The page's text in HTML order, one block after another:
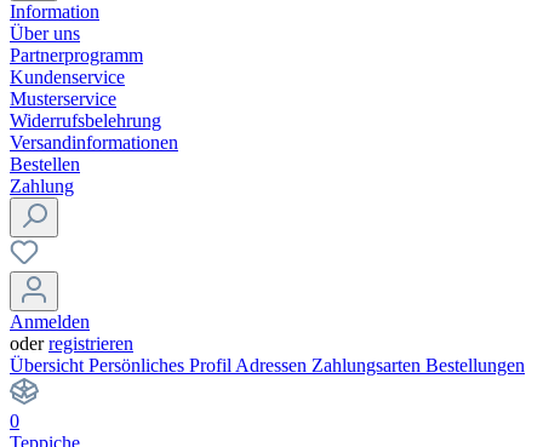
Information
Über uns
Partnerprogramm
Kundenservice
Musterservice
Widerrufsbelehrung
Versandinformationen
Bestellen
Zahlung
Anmelden
oderregistrieren
Übersicht Persönliches Profil Adressen Zahlungsarten Bestellungen
0
Teppiche